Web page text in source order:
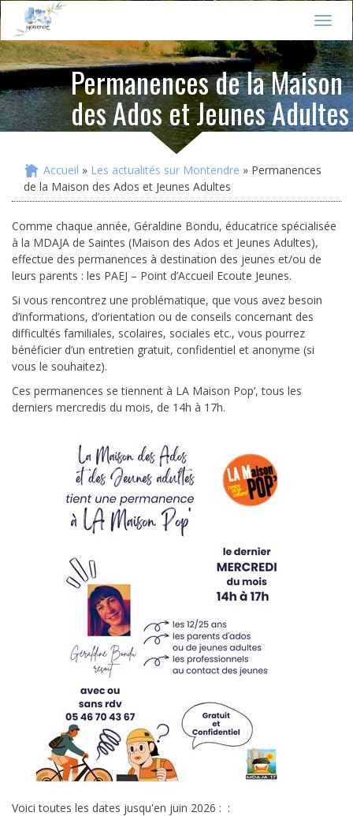
T
o
g
g
l
e
n
a
i
Permanences de la Maison
des Ados et Jeunes Adultes
Vous êtes ici
Accueil » Les actualités sur Montendre » Permanences
de la Maison des Ados et Jeunes Adultes
Comme chaque année, Géraldine Bondu, éducatrice spécialisée
à la MDAJA de Saintes (Maison des Ados et Jeunes Adultes),
effectue des permanences à destination des jeunes et/ou de
leurs parents : les PAEJ – Point d’Accueil Ecoute Jeunes.
Si vous rencontrez une problématique, que vous avez besoin
d’informations, d’orientation ou de conseils concernant des
difficultés familiales, scolaires, sociales etc., vous pourrez
bénéficier d’un entretien gratuit, confidentiel et anonyme (si
vous le souhaitez).
Ces permanences se tiennent à LA Maison Pop’, tous les
derniers mercredis du mois, de 14h à 17h.
Voici toutes les dates jusqu'en juin 2026 : :